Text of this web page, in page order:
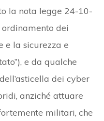
la nota legge 24-10-
ordinamento dei
e la sicurezza e
e da qualche
dei cyber
anziché attuare
militari, che